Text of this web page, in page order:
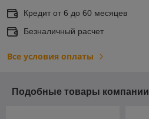
Кредит от 6 до 60 месяцев
Безналичный расчет
Все условия оплаты
Подобные товары компании